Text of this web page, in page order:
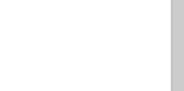
a pezzi dipartimenti e agenzie con
L'intento dichiarato del falso
del governo” di Musk è quello di
può negare che non ci sia una enorme
tentacolari burocrazie di Washington. Ma
governative al punto da renderle incapaci di